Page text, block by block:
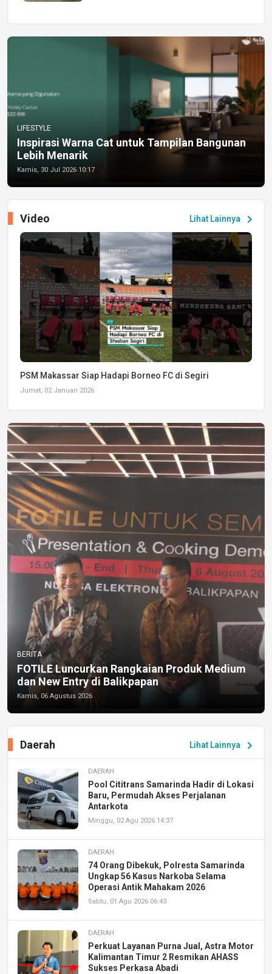
LIFESTYLE
Inspirasi Warna Cat untuk Tampilan Bangunan
Lebih Menarik
Kamis, 30 Jul 2026 10:17
Lihat Lainnya chevron_right
Video
PSM Makassar Siap Hadapi Borneo FC di Segiri
Jumat, 02 Januari 2026
BERITA
FOTILE Luncurkan Rangkaian Produk Medium
dan New Entry di Balikpapan
Kamis, 06 Agustus 2026
Lihat Lainnya chevron_right
Daerah
DAERAH
Pool Cititrans Samarinda Hadir di Lokasi
Baru, Permudah Akses Perjalanan
Antarkota
Minggu, 02 Agu 2026 14:37
DAERAH
74 Orang Dibekuk, Polresta Samarinda
Ungkap 56 Kasus Narkoba Selama
Operasi Antik Mahakam 2026
Sabtu, 01 Agu 2026 06:43
DAERAH
Perkuat Layanan Purna Jual, Astra Motor
Kalimantan Timur 2 Resmikan AHASS
Sukses Perkasa Abadi